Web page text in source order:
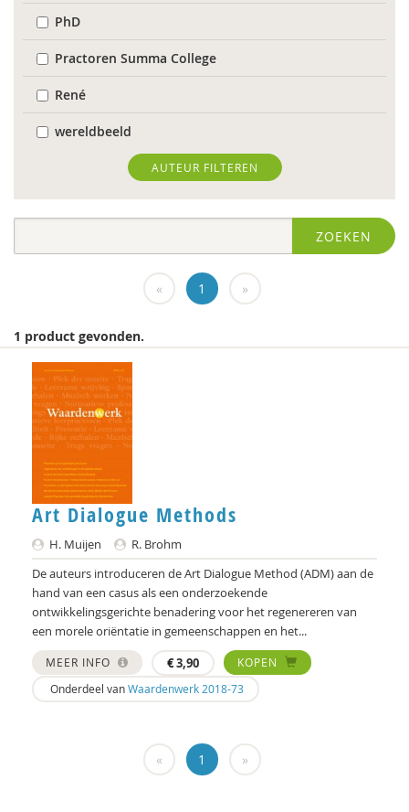
PhD
Practoren Summa College
René
wereldbeeld
World Health Organization
Edo (E.H.) Nieweg
Dr. Abdelilah Ljamai (UVH)
Tineke Abma
Frank Adloff
Marian Adriaansen
Jyotsna Agnihotri Gupta
Hans Alma
Christa Anbeek
Daan Andriessen
Jan Baars
Dieuwertje Bakker
AUTEUR FILTEREN
ZOEKEN
« 1 »
1 product gevonden.
Art Dialogue Methods
H. Muijen
R. Brohm
De auteurs introduceren de Art Dialogue Method (ADM) aan de
hand van een casus als een onderzoekende
ontwikkelingsgerichte benadering voor het regenereren van
een morele oriëntatie in gemeenschappen en het...
MEER INFO €3,90
KOPEN
Onderdeel vanWaardenwerk 2018-73
« 1 »